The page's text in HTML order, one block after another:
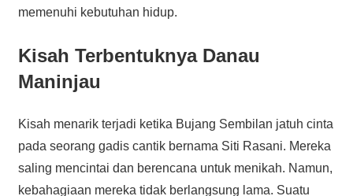
memenuhi kebutuhan hidup.
Kisah Terbentuknya Danau
Maninjau
Kisah menarik terjadi ketika Bujang Sembilan jatuh cinta
pada seorang gadis cantik bernama Siti Rasani. Mereka
saling mencintai dan berencana untuk menikah. Namun,
kebahagiaan mereka tidak berlangsung lama. Suatu